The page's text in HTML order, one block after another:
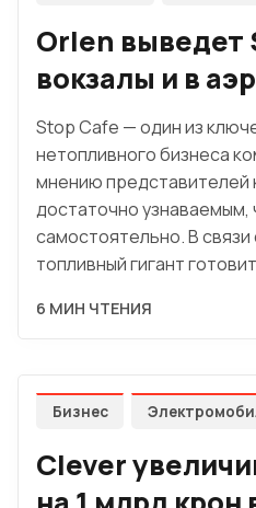
Orlen выведет
вокзалы и в
Stop Cafe — один из
нетопливного бизнеса
мнению представителей
достаточно узнаваемым,
самостоятельно. В связи
топливный гигант
6 МИН ЧТЕНИЯ
Бизнес
Clever